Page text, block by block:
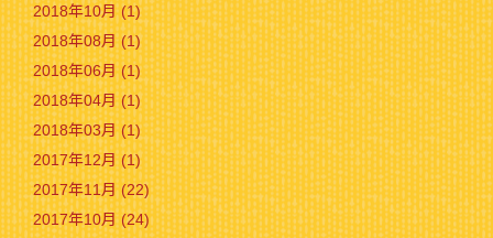
2018年10月 (1)
2018年08月 (1)
2018年06月 (1)
2018年04月 (1)
2018年03月 (1)
2017年12月 (1)
2017年11月 (22)
2017年10月 (24)